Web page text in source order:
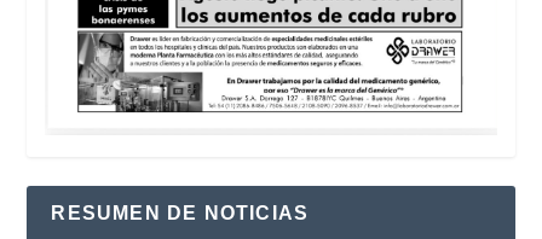
RESUMEN DE NOTICIAS